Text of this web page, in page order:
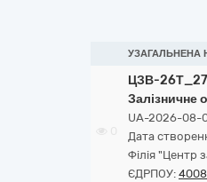
УЗАГАЛЬНЕНА
ЦЗВ-
Залізничне
UA-2026-08-
Дата
Філія "Центр
ЄДРПОУ: